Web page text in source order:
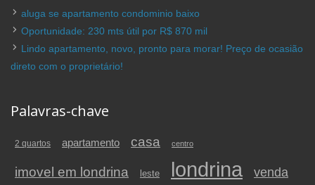
aluga se apartamento condominio baixo
Oportunidade: 230 mts útil por R$ 870 mil
Lindo apartamento, novo, pronto para morar! Preço de ocasião
direto com o proprietário!
Palavras-chave
2 quartos apartamento casa centro
imovel em londrina leste londrina venda